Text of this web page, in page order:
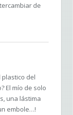
de
del
El mío de solo
una lástima
embole…!